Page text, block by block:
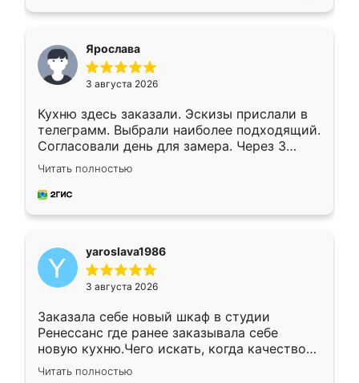
Ярослава
3 августа 2026
Кухню здесь заказали. Эскизы прислали в
телеграмм. Выбрали наиболее подходящий.
Согласовали день для замера. Через 3
недели кухня была уже готова. Остались
довольны работой. Спасибо Ренессанс
мебель за качественную работу!
Читать полностью
yaroslava1986
3 августа 2026
Заказала себе новый шкаф в студии
Ренессанс где ранее заказывала себе
новую кухню.Чего искать, когда качеством
вполне довольна. Служит кухня уже почти
Читать полностью